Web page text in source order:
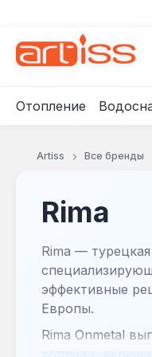
Отопление
Artiss Все бренды
Rima
Rima —
эффективные
Европы.
Rima Onmetal